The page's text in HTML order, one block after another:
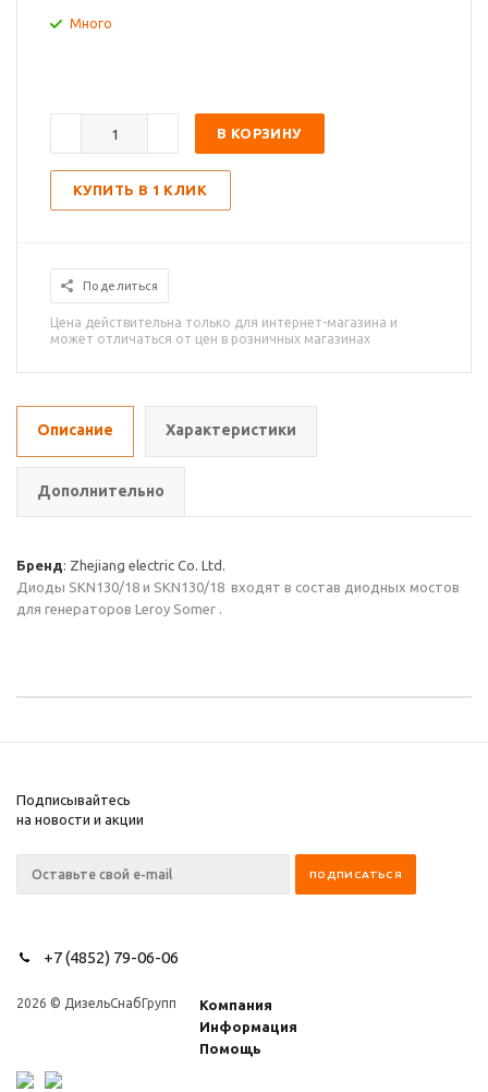
Много
В КОРЗИНУ
КУПИТЬ В 1 КЛИК
Поделиться
Цена действительна только для интернет-магазина и
может отличаться от цен в розничных магазинах
Описание Характеристики
Дополнительно
Бренд : Zhejiang electric Co. Ltd.
Диоды SKN130/18 и SKN130/18 входят в состав диодных мостов
для генераторов Leroy Somer .
Подписывайтесь
на новости и акции
+7 (4852) 79-06-06
2026 © ДизельСнабГрупп
Компания
Информация
Помощь